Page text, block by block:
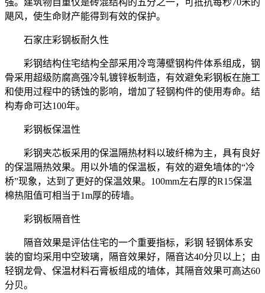
强。建筑物自重仅是砖混结构的五分之一，可抵抗每秒70米的
飓风，使生命财产能得到有效的保护。
石家庄彩钢板耐久性
彩钢结构住宅结构全部采用冷弯薄壁钢构件体系组成，钢
骨采用超级防腐高强冷轧镀锌板制造，有效避免彩钢板在施工
和使用过程中的锈蚀的影响，增加了轻钢构件的使用寿命。结
构寿命可达100年。
彩钢板保温性
彩钢夹芯板采用的保温隔热材料以玻纤棉为主，具有良好
的保温隔热效果。用以外墙的保温板，有效的避免墙体的“冷
桥”现象，达到了更好的保温效果。100mm左右厚的R15保温
棉热阻值可相当于1m厚的砖墙。
彩钢板隔音性
隔音效果是评估住宅的一个重要指标，彩钢 轻钢体系安
装的窗均采用中空玻璃，隔音效果好，隔音达40分贝以上；由
轻钢龙骨、保温材料石膏板组成的墙体，其隔音效果可高达60
分贝。